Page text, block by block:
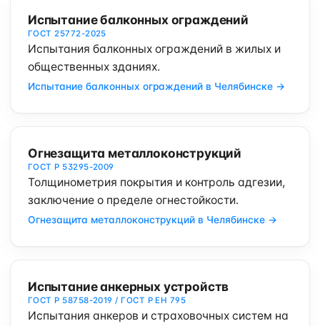
Испытание балконных ограждений
ГОСТ 25772-2025
Испытания балконных ограждений в жилых и
общественных зданиях.
Испытание балконных ограждений в Челябинске →
Огнезащита металлоконструкций
ГОСТ Р 53295-2009
Толщинометрия покрытия и контроль адгезии,
заключение о пределе огнестойкости.
Огнезащита металлоконструкций в Челябинске →
Испытание анкерных устройств
ГОСТ Р 58758-2019 / ГОСТ Р ЕН 795
Испытания анкеров и страховочных систем на